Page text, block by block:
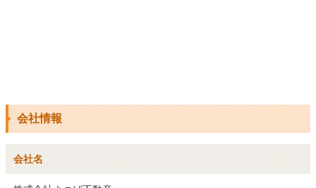
会社情報
会社名